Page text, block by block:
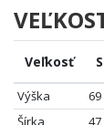
Veľkosť S
Výška 69
Šírka
47